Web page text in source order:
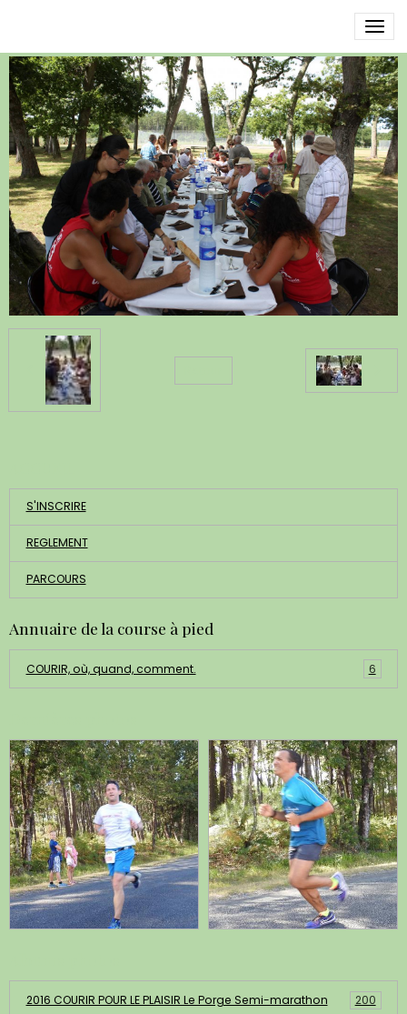
S'INSCRIRE
REGLEMENT
PARCOURS
Annuaire de la course à pied
COURIR, où, quand, comment. 6
2016 COURIR POUR LE PLAISIR Le Porge Semi-marathon 200